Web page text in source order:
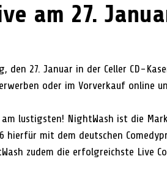
am 27.
den 27. Januar in der Celler CD-
oder im Vorverkauf online
hierfür mit dem deutschen
zudem die erfolgreichste Live